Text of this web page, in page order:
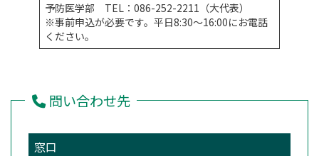
予防医学部 TEL：086-252-2211（大代表）
※事前申込が必要です。平日8:30～16:00にお電話
ください。
問い合わせ先
窓口